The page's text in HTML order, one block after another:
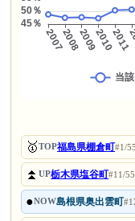
🥇TOP福島県棚倉町#1/55
⏫UP栃木県塩谷町#11/55
●NOW島根県奥出雲町